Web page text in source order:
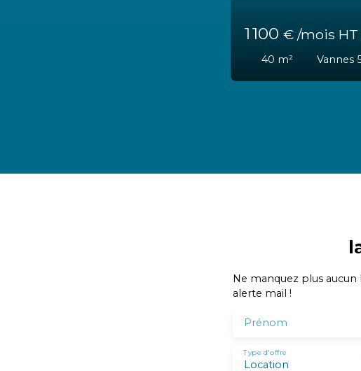
11 467€ /mois
1 100 m²
Ne manquez plus
alerte mail !
Prénom
Location
Type d'offre